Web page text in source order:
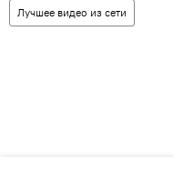
Лучшее видео из сети